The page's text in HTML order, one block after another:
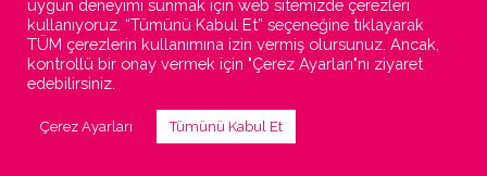
uygun deneyimi sunmak için web sitemizde çerezleri
kullanıyoruz. “Tümünü Kabul Et” seçeneğine tıklayarak
TÜM çerezlerin kullanımına izin vermiş olursunuz. Ancak,
kontrollü bir onay vermek için "Çerez Ayarları"nı ziyaret
edebilirsiniz.
Çerez Ayarları Tümünü Kabul Et